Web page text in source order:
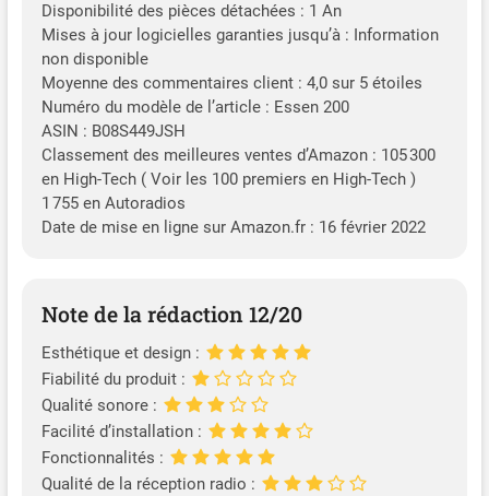
Disponibilité des pièces détachées : 1 An
Mises à jour logicielles garanties jusqu’à : Information
non disponible
Moyenne des commentaires client : 4,0 sur 5 étoiles
Numéro du modèle de l’article : Essen 200
ASIN : B08S449JSH
Classement des meilleures ventes d’Amazon : 105 300
en High-Tech ( Voir les 100 premiers en High-Tech )
1 755 en Autoradios
Date de mise en ligne sur Amazon.fr : 16 février 2022
Note de la rédaction 12/20
Esthétique et design :
Fiabilité du produit :
Qualité sonore :
Facilité d’installation :
Fonctionnalités :
Qualité de la réception radio :